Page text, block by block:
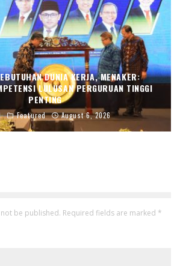
DUNIA KERJA, MENAKER:
LULUSAN PERGURUAN TINGGI
PENTING
Featured August 6, 2026
be published. Required fields are marked *